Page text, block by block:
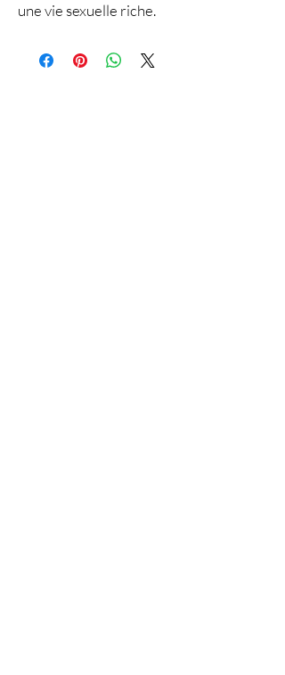
une vie sexuelle riche.